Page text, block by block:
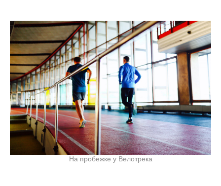
На пробежке у Велотрека